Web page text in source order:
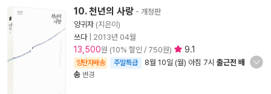
10. 천년의 사랑 - 개정판
양귀자 (지은이)
쓰다| 2013년 04월
13,500원 (10% 할인 / 750원) 9.1
양탄자배송 주말특급 8월 10일 (월) 아침 7시 출근전 배
송 변경